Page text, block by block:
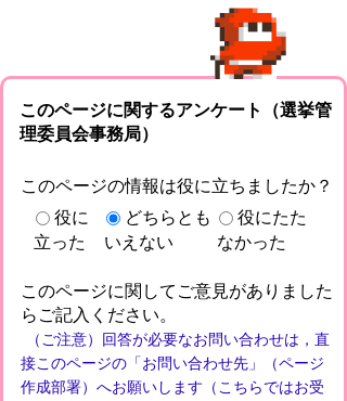
このページに関するアンケート（選挙管
理委員会事務局）
このページの情報は役に立ちましたか？
役に
立った
どちらとも
いえない
役にたた
なかった
このページに関してご意見がありました
らご記入ください。
（ご注意）回答が必要なお問い合わせは，直
接このページの「お問い合わせ先」（ページ
作成部署）へお願いします（こちらではお受